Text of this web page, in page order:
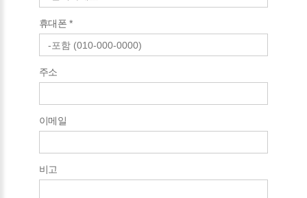
휴대폰 *
주소
이메일
비고